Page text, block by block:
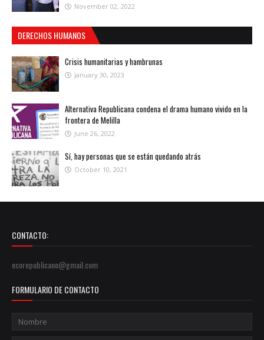
November 02, 2022
DERECHOS HUMANOS
Crisis humanitarias y hambrunas
January 30, 2023
Alternativa Republicana condena el drama humano vivido en la
frontera de Melilla
June 26, 2022
Sí, hay personas que se están quedando atrás
October 10, 2021
CONTACTO:
ecorepublicano@gmail.com
FORMULARIO DE CONTACTO